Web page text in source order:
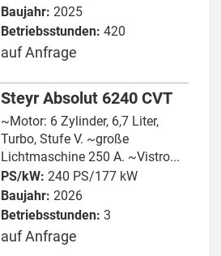
Baujahr: 2025
Betriebsstunden: 420
auf Anfrage
Steyr Absolut 6240 CVT
~Motor: 6 Zylinder, 6,7 Liter,
Turbo, Stufe V. ~große
Lichtmaschine 250 A. ~Vistro...
PS/kW: 240 PS/177 kW
Baujahr: 2026
Betriebsstunden: 3
auf Anfrage